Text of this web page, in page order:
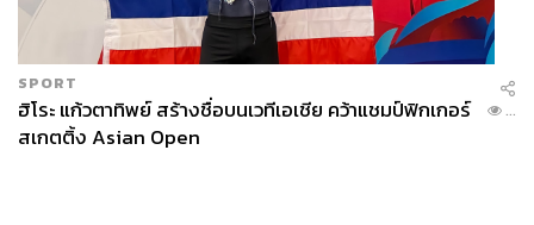
SPORT
ฮิโระ แก้วตาทิพย์ สร้างชื่อบนเวทีเอเชีย คว้าแชมป์ฟิกเกอร์
สเกตติ้ง Asian Open
...